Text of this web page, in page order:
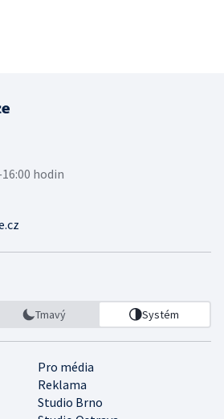
hodin
Tmavý Systém
Pro média
Reklama
Studio Brno